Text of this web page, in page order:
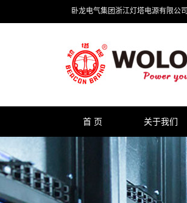
卧龙电气集团浙江灯塔电源有限公司
首 页 关于我们